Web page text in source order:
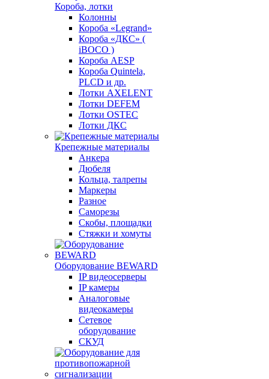
Короба, лотки
Колонны
Короба «Legrand»
Короба «ДКС» (
iBOCO )
Короба AESP
Короба Quintela,
PLCD и др.
Лотки AXELENT
Лотки DEFEM
Лотки OSTEC
Лотки ДКС
Крепежные материалы
Анкера
Дюбеля
Кольца, талрепы
Маркеры
Разное
Саморезы
Скобы, площадки
Стяжки и хомуты
Оборудование BEWARD
IP видеосерверы
IP камеры
Аналоговые
видеокамеры
Сетевое
оборудование
СКУД